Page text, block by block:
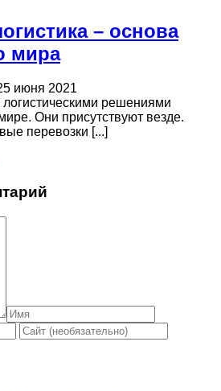
– основа
мира
июня 2021
решениями
Они присутствуют везде.
перевозки [...]